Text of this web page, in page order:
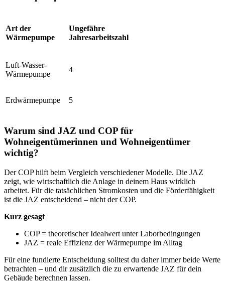
Art der
Wärmepumpe
Ungefähre
Jahresarbeitszahl
Luft-Wasser-
Wärmepumpe
4
Erdwärmepumpe 5
Warum sind JAZ und COP für
Wohneigentümerinnen und Wohneigentümer
wichtig?
Der COP hilft beim Vergleich verschiedener Modelle. Die JAZ
zeigt, wie wirtschaftlich die Anlage in deinem Haus wirklich
arbeitet. Für die tatsächlichen Stromkosten und die Förderfähigkeit
ist die JAZ entscheidend – nicht der COP.
Kurz gesagt
COP = theoretischer Idealwert unter Laborbedingungen
JAZ = reale Effizienz der Wärmepumpe im Alltag
Für eine fundierte Entscheidung solltest du daher immer beide Werte
betrachten – und dir zusätzlich die zu erwartende JAZ für dein
Gebäude berechnen lassen.